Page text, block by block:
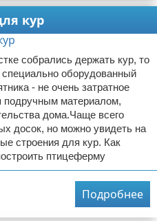
кур
собрались держать кур, то
оборудованный
- не очень затратное
подручным материалом,
дома.Чаще всего
досок, но можно увидеть на
строения для кур. Как
птицеферму
Подробнее